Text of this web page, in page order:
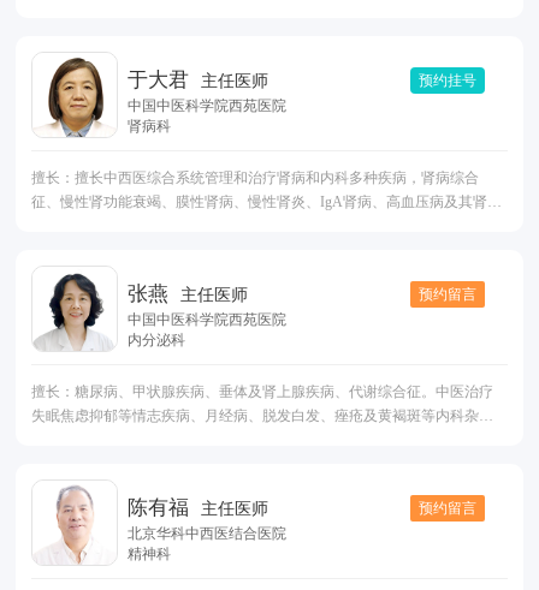
题 糖尿病/高血压伴发的精神心理问题 睡眠障碍 性心理障碍 性腺发育异常
伴发的精神心理问题 各类慢性病伴发的精神心理问题 其他各类精神心理疾
病伴发的躯体化症状
于大君 主任医师
预约挂号
中国中医科学院西苑医院
肾病科
擅长：擅长中西医综合系统管理和治疗肾病和内科多种疾病，肾病综合
征、慢性肾功能衰竭、膜性肾病、慢性肾炎、IgA肾病、高血压病及其肾损
张燕 主任医师
预约留言
中国中医科学院西苑医院
内分泌科
擅长：糖尿病、甲状腺疾病、垂体及肾上腺疾病、代谢综合征。中医治疗
失眠焦虑抑郁等情志疾病、月经病、脱发白发、痤疮及黄褐斑等内科杂
好的应对策略。
陈有福 主任医师
预约留言
北京华科中西医结合医院
精神科